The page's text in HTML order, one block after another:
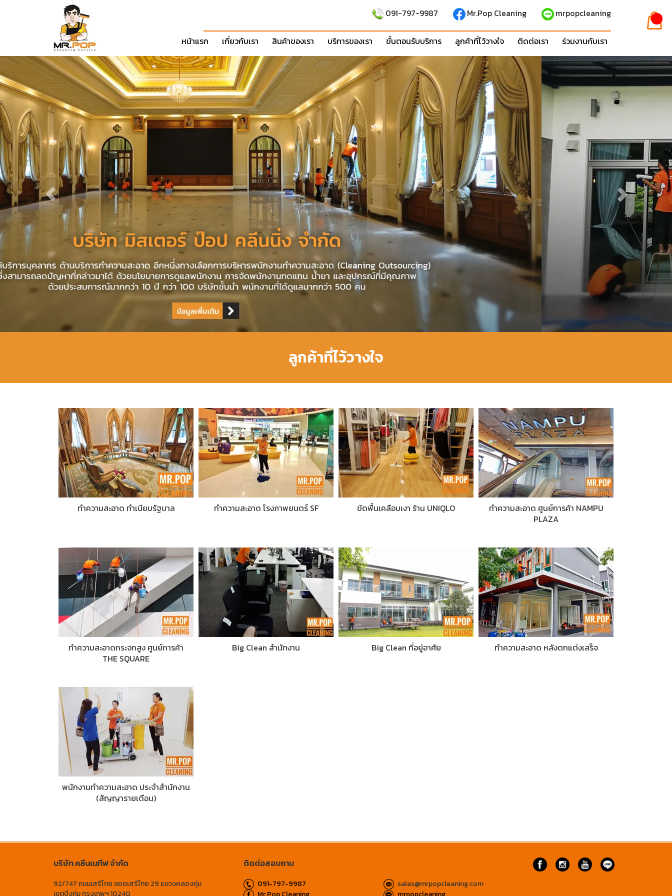
หน้าแรก เกี่ยวกับเรา สินค้าของเรา บริการของเรา ขั้นตอนรับบริการ ลูกค้าที่ไว้วางใจ ติดต่อเรา ร่วมงานกับเรา
091-797-9987 Mr.Pop Cleaning mrpopcleaning
ลูกค้าที่ไว้วางใจ
ทำความสะอาด ทำเนียบรัฐบาล ทำความสะอาด โรงภาพยนตร์ SF ขัดพื้นเคลือบเงา ร้าน UNIQLO
ทำความสะอาด ศูนย์การค้า NAMPU
PLAZA
ทำความสะอาดกระจกสูง ศูนย์การค้า
THE SQUARE
Big Clean สำนักงาน Big Clean ที่อยู่อาศัย ทำความสะอาด หลังตกแต่งเสร็จ
พนักงานทำความสะอาด ประจำสำนักงาน
(สัญญารายเดือน)
บริษัท คลีนเนทีฟ จำกัด
92/747 ถนนเสรีไทย ซอยเสรีไทย 29 แขวงคลองกุ่ม
เขตบึงกุ่ม กรุงเทพฯ 10240
ติดต่อสอบถาม
091-797-9987
sales@mrpopcleaning.com